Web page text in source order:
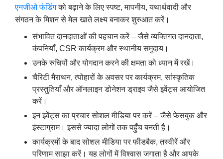
एनजीओ फंडिंगको बढ़ाने के लिए स्पष्ट,मापनीय,यथार्थवादी और
संगठन के मिशन से मेल खाते लक्ष्य बनाकर शुरुआत करें।
संभावित दानदाताओं की पहचान करें – जैसे व्यक्तिगत दानदाता,
कंपनियाँ, CSRकार्यक्रम और स्थानीय समुदाय।
उनके रुचियों और योगदान करने की क्षमता को ध्यान में रखें।
चैरिटी मैराथन,त्योहारों के अवसर पर कार्यक्रम,सांस्कृतिक
प्रस्तुतियाँ और ऑनलाइन डोनेशन ड्राइव जैसे इवेंट्स आयोजित
करें।
इन इवेंट्स का प्रचार सोशल मीडिया पर करें – जैसे फेसबुक और
इंस्टाग्राम। इससे ज्यादा लोगों तक पहुँच बनती है।
कार्यक्रमों के बाद सोशल मीडिया पर फीडबैक,तस्वीरें और
परिणाम साझा करें। यह लोगों में विश्वास जगाता है और आपके